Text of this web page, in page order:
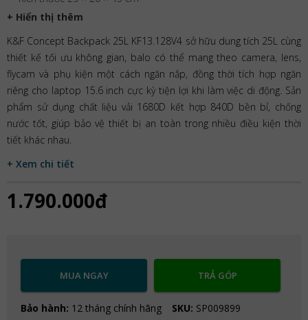
+ Hiển thị thêm
K&F Concept Backpack 25L KF13.128V4 sở hữu dung tích 25L cùng
thiết kế tối ưu không gian, balo có thể mang theo camera, lens,
flycam và phụ kiện một cách ngăn nắp, đồng thời tích hợp ngăn
riêng cho laptop 15.6 inch cực kỳ tiện lợi khi làm việc di động. Sản
phẩm sử dụng chất liệu vải 1680D kết hợp 840D bền bỉ, chống
nước tốt, giúp bảo vệ thiết bị an toàn trong nhiều điều kiện thời
tiết khác nhau.
+ Xem chi tiết
1.790.000đ
MUA NGAY TRẢ GÓP
Bảo hành: 12 tháng chính hãng SKU: SP009899